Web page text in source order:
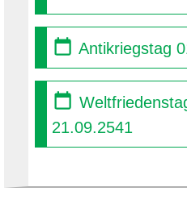
Antikriegstag
21.09.2541